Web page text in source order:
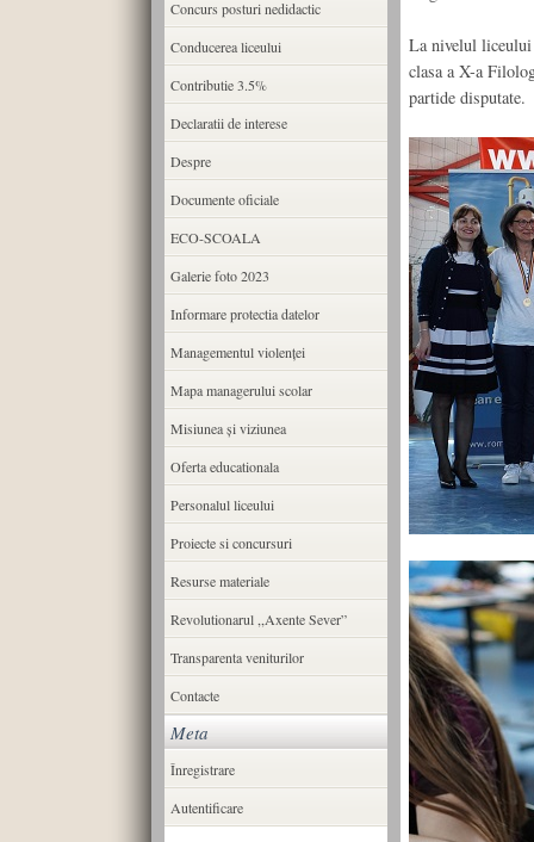
La nivelul liceului
clasa a X-a
partide disputate.
Concurs posturi nedidactic
Conducerea liceului
Contributie 3.5%
Declaratii de interese
Despre
Documente oficiale
ECO-SCOALA
Galerie foto 2023
Informare protectia datelor
Managementul violenței
Mapa managerului scolar
Misiunea şi viziunea
Oferta educationala
Personalul liceului
Proiecte si concursuri
Resurse materiale
Revolutionarul ,,Axente Sever”
Transparenta veniturilor
Contacte
Meta
Înregistrare
Autentificare